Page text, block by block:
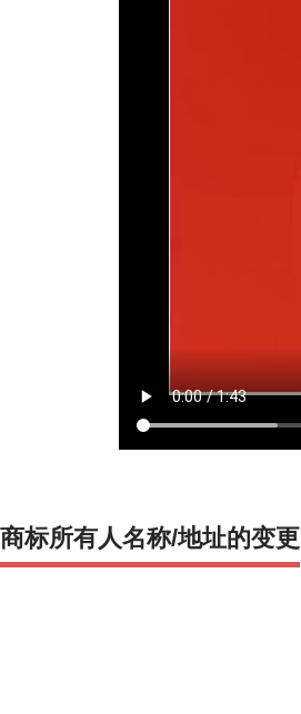
商标所有人名称/地址的变更